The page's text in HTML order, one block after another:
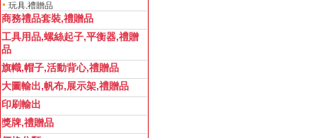
玩具,禮贈品
商務禮品套裝,禮贈品
工具用品,螺絲起子,平衡器,禮贈
品
旗幟,帽子,活動背心,禮贈品
大圖輸出,帆布,展示架,禮贈品
印刷輸出
獎牌,禮贈品